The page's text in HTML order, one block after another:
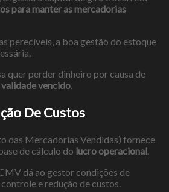
para manter as mercadorias
perecíveis, a boa gestão do estoque
quer perder dinheiro por causa de
vencido
De Custos
das Mercadorias Vendidas) fornece
de cálculo do lucro operacional
dá ao gestor condições de
e redução de custos.